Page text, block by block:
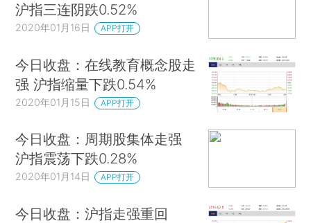
沪指三连阴跌0.52%
2020年01月16日 APP打开
今日收盘：在线教育概念股走
强 沪指缩量下跌0.54%
2020年01月15日 APP打开
今日收盘：周期股集体走强
沪指震荡下跌0.28%
2020年01月14日 APP打开
今日收盘：沪指走强重回